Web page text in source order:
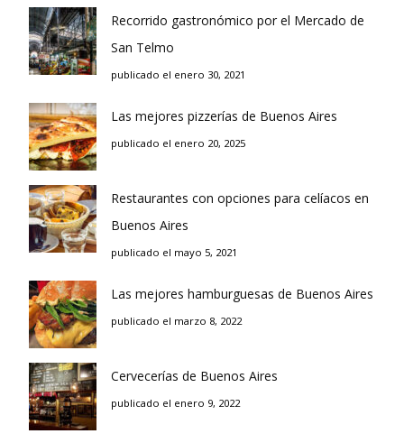
Recorrido gastronómico por el Mercado de
San Telmo
publicado el enero 30, 2021
Las mejores pizzerías de Buenos Aires
publicado el enero 20, 2025
Restaurantes con opciones para celíacos en
Buenos Aires
publicado el mayo 5, 2021
Las mejores hamburguesas de Buenos Aires
publicado el marzo 8, 2022
Cervecerías de Buenos Aires
publicado el enero 9, 2022